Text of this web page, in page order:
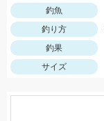
釣魚
釣り方
釣果
サイズ